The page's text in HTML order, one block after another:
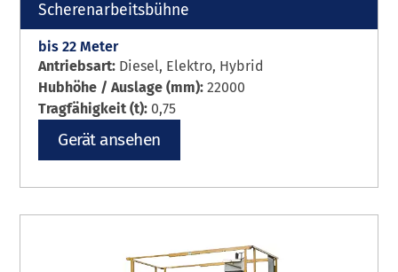
Scherenarbeitsbühne
bis 22 Meter
Antriebsart: Diesel, Elektro, Hybrid
Hubhöhe / Auslage (mm):22000
Tragfähigkeit (t): 0,75
Gerät ansehen